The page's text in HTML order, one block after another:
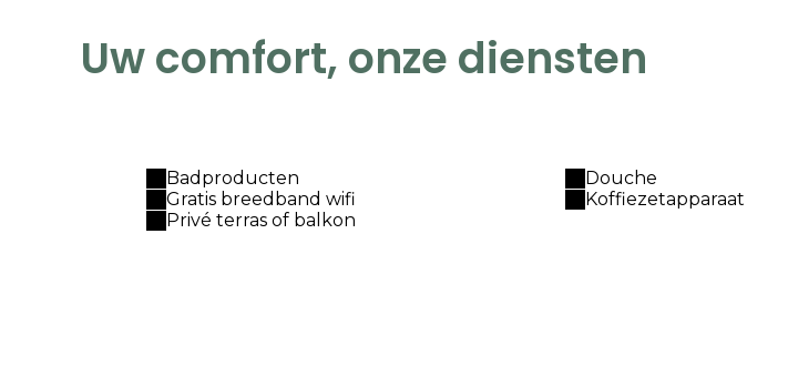
Uw comfort, onze diensten
Badproducten Douche
Gratis breedband wifi
Koffiezetapparaat
Privé terras of balkon